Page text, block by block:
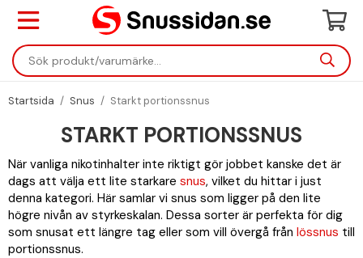
Startsida / Snus / Starkt portionssnus
STARKT PORTIONSSNUS
När vanliga nikotinhalter inte riktigt gör jobbet kanske det är
dags att välja ett lite starkare snus, vilket du hittar i just
denna kategori. Här samlar vi snus som ligger på den lite
högre nivån av styrkeskalan. Dessa sorter är perfekta för dig
som snusat ett längre tag eller som vill övergå från lössnus till
portionssnus.